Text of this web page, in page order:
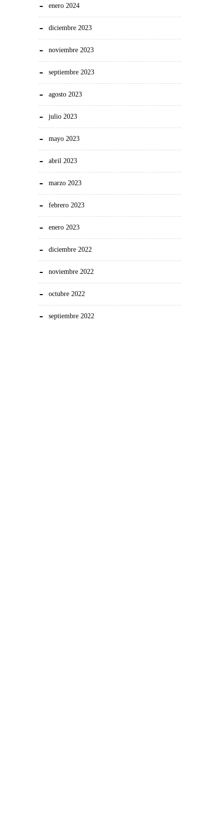
enero 2024
diciembre 2023
noviembre 2023
septiembre 2023
agosto 2023
julio 2023
mayo 2023
abril 2023
marzo 2023
febrero 2023
enero 2023
diciembre 2022
noviembre 2022
octubre 2022
septiembre 2022